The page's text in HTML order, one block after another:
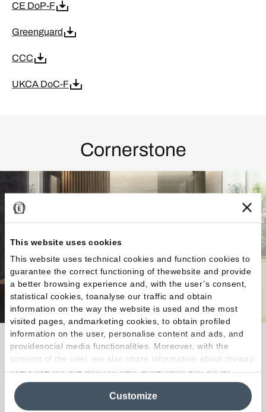
This website uses cookies
This website uses technical cookies and function cookies to
guarantee the correct functioning of thewebsite and provide
a better browsing experience and, with the user’s consent,
statistical cookies, toanalyse our traffic and obtain
information on the way the website is used and the most
visited pages, andmarketing cookies, to obtain profiled
information on the user, personalise content and ads, and
providesocial media functionalities. Moreover, with the
consent of the user, we also share information about theway
users use our site with our web, advertising and social
media analytics partners, who may combine itwith other
information in their possession. By closing this banner,
clicking on "Reject", it will be possible tocontinue browsing
Customize
CE DoP-F
Greenguard
CCC
UKCA DoC-F
Cornerstone
Todo el encanto de la piedra.